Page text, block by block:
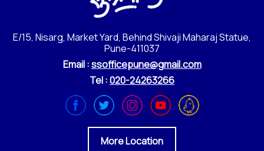
E/15, Nisarg, Market Yard, Behind Shivaji Maharaj Statue,
Pune-411037
Email :ssofficepune@gmail.com
Tel :020-24263266
More Location